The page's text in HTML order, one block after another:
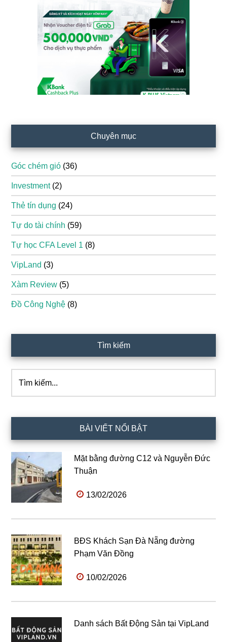
Chuyên mục
Góc chém gió (36)
Investment(2)
Thẻ tín dụng (24)
Tự do tài chính (59)
Tự học CFA Level 1 (8)
VipLand (3)
Xàm Review (5)
Đồ Công Nghệ (8)
Tìm kiếm
kiếm...
BÀI VIẾT NỔI BẬT
Mặt bằng đường C12 và Nguyễn Đức
Thuận
13/02/2026
BĐS Khách Sạn Đà Nẵng đường
Phạm Văn Đồng
10/02/2026
Danh sách Bất Động Sản tại VipLand